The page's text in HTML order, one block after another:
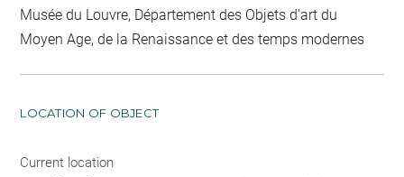
Musée du Louvre, Département des Objets d'art du
Moyen Age, de la Renaissance et des temps modernes
LOCATION OF OBJECT
Current location